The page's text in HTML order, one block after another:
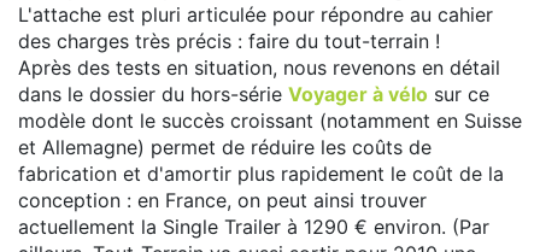
L'attache est pluri articulée pour répondre au cahier
des charges très précis : faire du tout-terrain !
Après des tests en situation, nous revenons en détail
dans le dossier du hors-série Voyager à vélo sur ce
modèle dont le succès croissant (notamment en Suisse
et Allemagne) permet de réduire les coûts de
fabrication et d'amortir plus rapidement le coût de la
conception : en France, on peut ainsi trouver
actuellement la Single Trailer à 1290 € environ. (Par